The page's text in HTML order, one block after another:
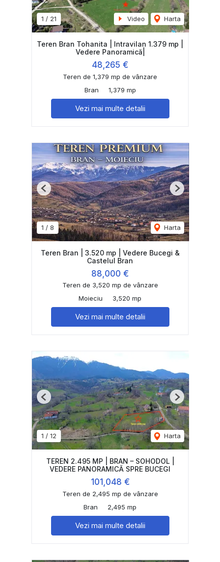
1 / 21 Video Harta
Teren Bran Tohanita | Intravilan 1.379 mp |
Vedere Panoramică|
48,265 €
Teren de 1,379 mp de vânzare
Bran
1,379 mp
Vezi mai multe detalii
1 / 8 Harta
Previous Next
Teren Bran | 3.520 mp | Vedere Bucegi &
Castelul Bran
88,000 €
Teren de 3,520 mp de vânzare
Moieciu
3,520 mp
Vezi mai multe detalii
1 / 12 Harta
Previous Next
TEREN 2.495 MP | BRAN – SOHODOL |
VEDERE PANORAMICĂ SPRE BUCEGI
101,048 €
Teren de 2,495 mp de vânzare
Bran
2,495 mp
Vezi mai multe detalii